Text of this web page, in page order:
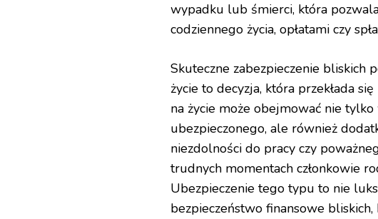
wypadku lub śmierci, która
codziennego życia, opłatami czy
Skuteczne zabezpieczenie bliskich
życie to decyzja, która przekłada
na życie może obejmować nie
ubezpieczonego, ale również
niezdolności do pracy czy
trudnych momentach członkowie
Ubezpieczenie tego typu to nie
bezpieczeństwo finansowe